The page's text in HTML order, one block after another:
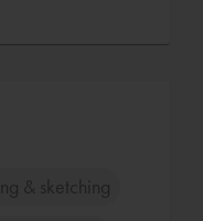
& sketching